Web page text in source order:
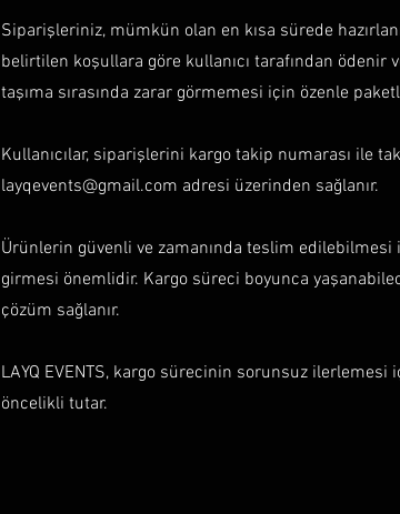
Siparişleriniz, mümkün olan en kısa sürede
belirtilen koşullara göre kullanıcı tarafından
taşıma sırasında zarar görmemesi için özenle
Kullanıcılar, siparişlerini kargo takip numarası ile
layqevents@gmail.com adresi üzerinden sağlanır.
Ürünlerin güvenli ve zamanında teslim
girmesi önemlidir. Kargo süreci boyunca
çözüm sağlanır.
LAYQ EVENTS, kargo sürecinin sorunsuz
öncelikli tutar.